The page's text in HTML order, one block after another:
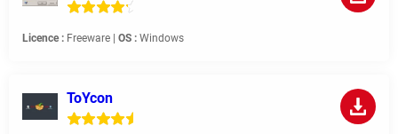
Licence : Freeware | OS : Windows
ToYcon